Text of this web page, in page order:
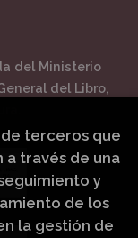
del Ministerio
del Libro,
terceros que
a través de una
y
de los
la gestión de